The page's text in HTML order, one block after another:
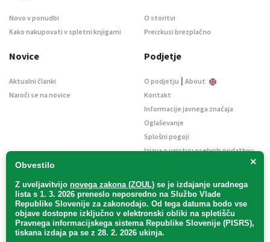
×
Obvestilo
Z uveljavitvijo novega zakona (ZOUL) se je izdajanje uradnega
lista s 1. 3. 2026 preneslo neposredno na Službo Vlade
Republike Slovenije za zakonodajo. Od tega datuma bodo vse
objave dostopne izključno v elektronski obliki na spletišču
Pravnega informacijskega sistema Republike Slovenije (PISRS),
tiskana izdaja pa se z 28. 2. 2026 ukinja.
Novo v ponudbi
Kako nakupovati v spletni knjigarni
O storitvi
Preizkusi brezplačno
Novice
Aktualni članki
Naroči se na novice
Podjetje
O podjetju | About
Kontakt
Informacije javnega značaja
Oglaševanje
Splošni pogoji
Izjava o varstvu osebnih podatkov
Uradni list d. o. o. – v likvidaciji / Vse pravice pridržane.